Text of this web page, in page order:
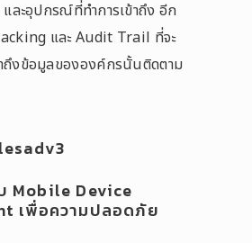
และอุปกรณ์ที่ทำการเข้าถึง อีก
และ Audit Trail ที่จะ
ถึงข้อมูลขององค์กรนั้นติดตาม
Mobile Device
เพื่อความปลอดภัย